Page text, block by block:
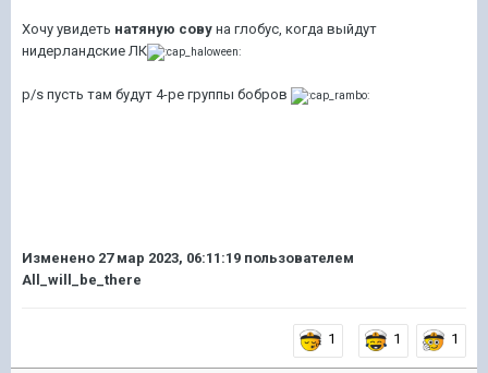
Хочу увидеть натяную сову на глобус, когда выйдут
нидерландские ЛК
p/s пусть там будут 4-ре группы бобров
Изменено 27 мар 2023, 06:11:19 пользователем
All_will_be_there
1 1 1